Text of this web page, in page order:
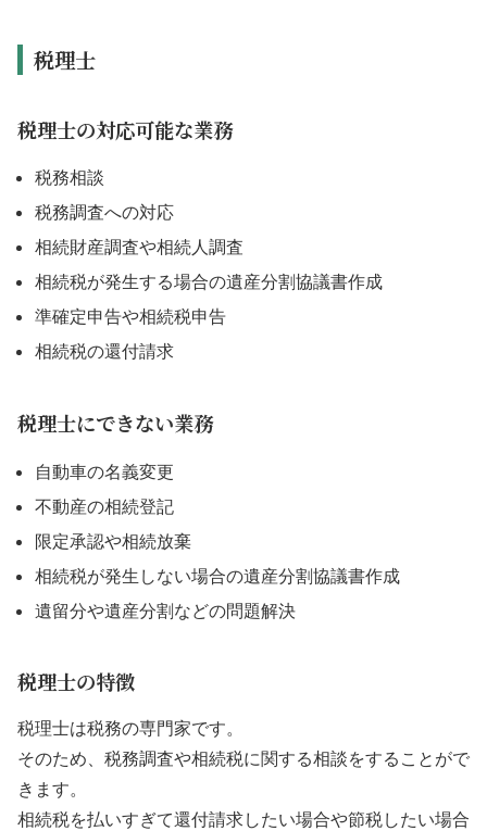
税理士
税理士の対応可能な業務
税務相談
税務調査への対応
相続財産調査や相続人調査
相続税が発生する場合の遺産分割協議書作成
準確定申告や相続税申告
相続税の還付請求
税理士にできない業務
自動車の名義変更
不動産の相続登記
限定承認や相続放棄
相続税が発生しない場合の遺産分割協議書作成
遺留分や遺産分割などの問題解決
税理士の特徴
税理士は税務の専門家です。
そのため、税務調査や相続税に関する相談をすることがで
きます。
相続税を払いすぎて還付請求したい場合や節税したい場合